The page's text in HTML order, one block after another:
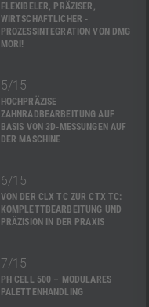
FLEXIBELER, PRÄZISER,
WIRTSCHAFTLICHER -
PROZESSINTEGRATION VON DMG
MORI!
5/15
HOCHPRÄZISE
ZAHNRADBEARBEITUNG AUF
BASIS VON 3D-MESSUNGEN AUF
DER MASCHINE
6/15
VON DER CLX TC ZUR CTX TC:
KOMPLETTBEARBEITUNG UND
PRÄZISION IN DER PRAXIS
7/15
PH CELL 500 – MODULARES
PALETTENHANDLING